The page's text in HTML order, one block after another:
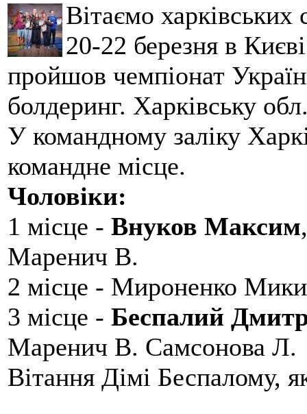
Вітаємо
20-22 березня в
пройшов чемпіонат
болдеринг. Харківську
У командному заліку
командне місце.
Чоловіки:
1 місце - Внуков Максим
Маренич В.
2 місце - Мироненко
3 місце - Беспалий
Маренич В. Самсонова Л.
Вітання Дімі Беспалому,